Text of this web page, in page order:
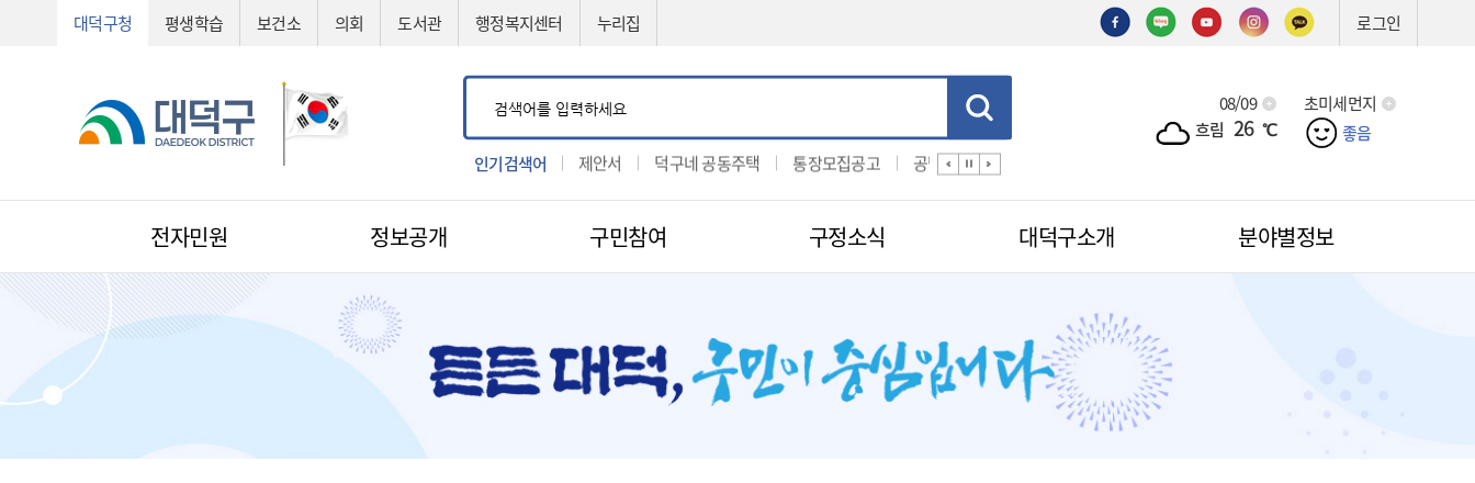
대덕구청 평생학습 보건소 의회 도서관 행정복지센터 누리집 로그인
인기검색어
신기술 입찰 제안서 덕구네 공동주택 통장모집공고 공법선정 기술심의
08/09
흐림 26 ℃
초미세먼지
좋음
전자민원
전자민원
민원신청
1:1 민원신청
공직자비리신고
지방규제신고센터
적극행정
제도소개
법원전용 통합무인민원발급기
정보공개 구민참여 구정소식 대덕구소개 분야별정보